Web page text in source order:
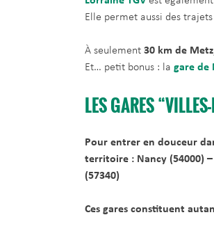
Elle permet aussi des
À seulement 30 km de Metz
Et… petit bonus : la gare de
LES GARES
Pour entrer en douceur
territoire : Nancy (54000)
(57340)
Ces gares constituent